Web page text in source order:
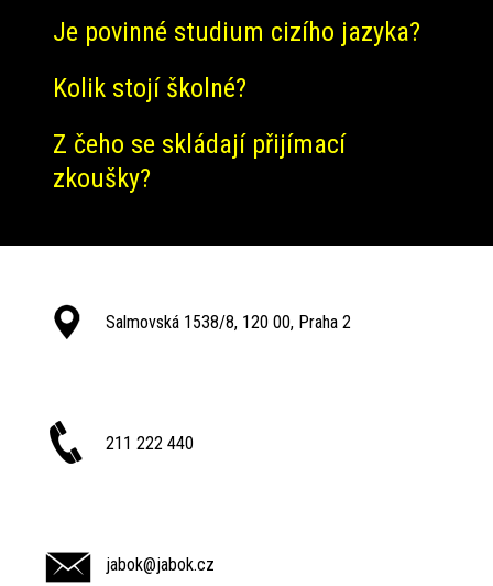
Je povinné studium cizího jazyka?
Kolik stojí školné?
Z čeho se skládají přijímací
zkoušky?
Salmovská 1538/8, 120 00, Praha 2
211 222 440
jabok@jabok.cz